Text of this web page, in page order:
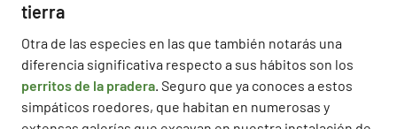
tierra
Otra de las especies en las que también notarás una
diferencia significativa respecto a sus hábitos son los
perritos de la pradera. Seguro que ya conoces a estos
simpáticos roedores, que habitan en numerosas y